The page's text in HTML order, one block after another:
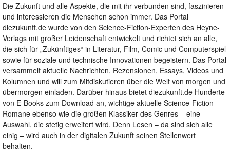
Die Zukunft und alle Aspekte, die mit ihr verbunden sind, faszinieren
und interessieren die Menschen schon immer. Das Portal
diezukunft.de wurde von den Science-Fiction-Experten des Heyne-
Verlags mit großer Leidenschaft entwickelt und richtet sich an alle,
die sich für „Zukünftiges“ in Literatur, Film, Comic und Computerspiel
sowie für soziale und technische Innovationen begeistern. Das Portal
versammelt aktuelle Nachrichten, Rezensionen, Essays, Videos und
Kolumnen und will zum Mitdiskutieren über die Welt von morgen und
übermorgen einladen. Darüber hinaus bietet diezukunft.de Hunderte
von E-Books zum Download an, wichtige aktuelle Science-Fiction-
Romane ebenso wie die großen Klassiker des Genres – eine
Auswahl, die stetig erweitert wird. Denn Lesen – da sind sich alle
einig – wird auch in der digitalen Zukunft seinen Stellenwert
behalten.